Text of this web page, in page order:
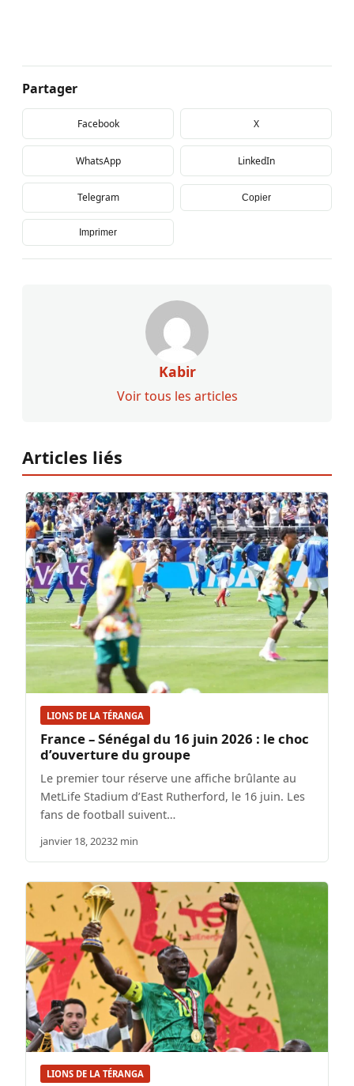
Partager
Facebook X
WhatsApp LinkedIn
Telegram Copier
Imprimer
Kabir
Voir tous les articles
Articles liés
LIONS DE LA TÉRANGA
France – Sénégal du 16 juin 2026 : le choc
d’ouverture du groupe
Le premier tour réserve une affiche brûlante au
MetLife Stadium d’East Rutherford, le 16 juin. Les
fans de football suivent…
janvier 18, 20232 min
LIONS DE LA TÉRANGA